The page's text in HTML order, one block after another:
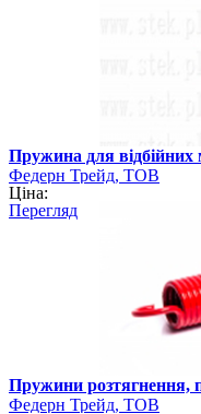
Пружина для відбійних
Федерн Трейд, ТОВ
Ціна:
Перегляд
Пружини розтягнення,
Федерн Трейд, ТОВ